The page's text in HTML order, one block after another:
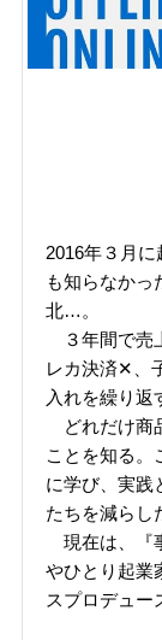
2016年３月
も知らなかっ
北…。
３年間で売
レカ決済✕、
入れを繰り返
どれだけ商
ことを知る。
に学び、実践
たちを減らし
現在は、『
やひとり起業
スプロデュー